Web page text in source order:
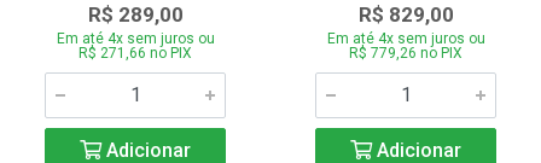
R$ 289,00
Em até 4x sem juros ou
R$ 271,66 no PIX
Adicionar
R$ 829,00
Em até 4x sem juros ou
R$ 779,26 no PIX
Adicionar